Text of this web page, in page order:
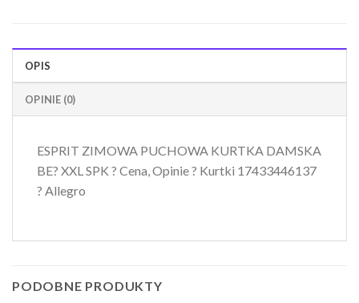
OPIS
OPINIE (0)
ESPRIT ZIMOWA PUCHOWA KURTKA DAMSKA
BE? XXL SPK ? Cena, Opinie ? Kurtki 17433446137
? Allegro
PODOBNE PRODUKTY